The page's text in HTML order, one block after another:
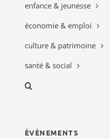
enfance & jeunesse
économie & emploi
culture & patrimoine
santé & social
ÉVÈNEMENTS